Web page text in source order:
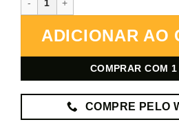
ADICIONAR AO
COMPRAR COM
COMPRE PELO